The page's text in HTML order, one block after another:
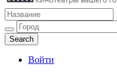
Кино инфо
Кинотеатры вашего города
Войти